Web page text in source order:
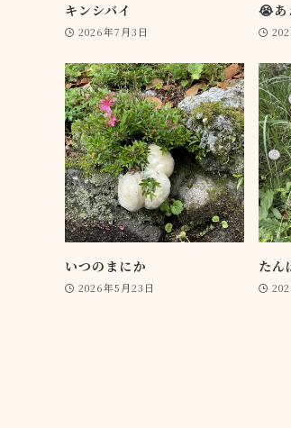
キンシバイ
2026年7月3日
😭あ
いつのまにか
2026年5月23日
たん